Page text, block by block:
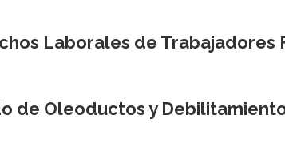
Laborales de Trabajadores
de Oleoductos y